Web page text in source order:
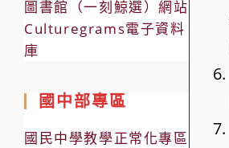
圖書館（一刻鯨選）網站
Culturegrams電子資料
庫
國中部專區
國民中學教學正常化專區